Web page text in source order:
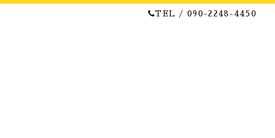
TEL / 090-2248-4450